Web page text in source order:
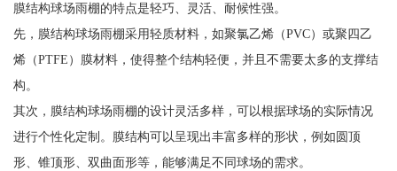
膜结构球场雨棚的特点是轻巧、灵活、耐候性强。
先，膜结构球场雨棚采用轻质材料，如聚氯乙烯（PVC）或聚四乙
烯（PTFE）膜材料，使得整个结构轻便，并且不需要太多的支撑结
构。
其次，膜结构球场雨棚的设计灵活多样，可以根据球场的实际情况
进行个性化定制。膜结构可以呈现出丰富多样的形状，例如圆顶
形、锥顶形、双曲面形等，能够满足不同球场的需求。